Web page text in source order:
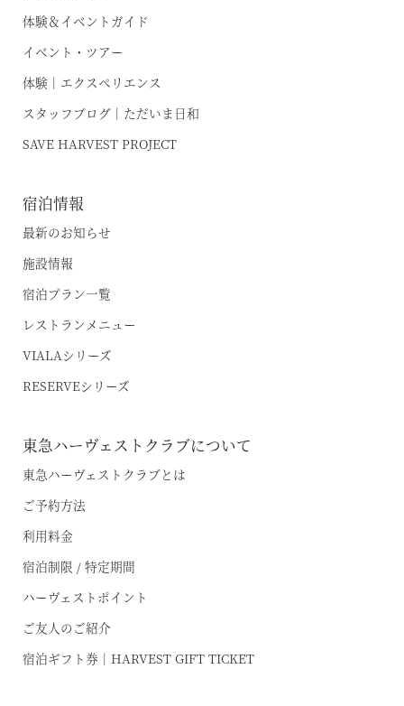
オンライン予約はこちら
体験＆イベントガイド
イベント・ツアー
体験｜エクスペリエンス
スタッフブログ｜ただいま日和
SAVE HARVEST PROJECT
宿泊情報
最新のお知らせ
施設情報
宿泊プラン一覧
レストランメニュー
VIALAシリーズ
RESERVEシリーズ
東急ハーヴェストクラブについて
東急ハーヴェストクラブとは
ご予約方法
利用料金
宿泊制限 / 特定期間
ハーヴェストポイント
ご友人のご紹介
宿泊ギフト券｜HARVEST GIFT TICKET